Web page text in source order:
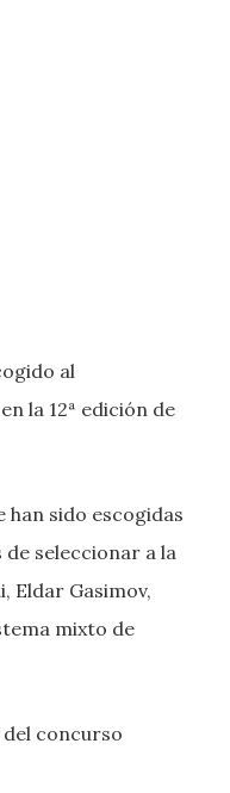
al
la 12ª edición de
han sido escogidas
seleccionar a la
Eldar Gasimov,
mixto de
concurso